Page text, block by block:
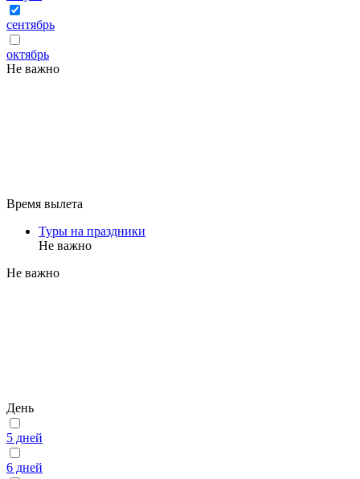
сентябрь
октябрь
Не важно
Время вылета
Туры на праздники
Не важно
Не важно
День
5 дней
6 дней